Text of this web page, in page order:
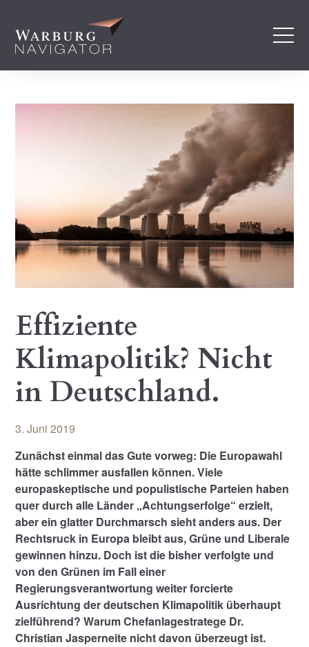
Effiziente
Klimapolitik? Nicht
in Deutschland.
3. Juni 2019
Zunächst einmal das Gute vorweg: Die Europawahl
hätte schlimmer ausfallen können. Viele
europaskeptische und populistische Parteien haben
quer durch alle Länder „Achtungserfolge“ erzielt,
aber ein glatter Durchmarsch sieht anders aus. Der
Rechtsruck in Europa bleibt aus, Grüne und Liberale
gewinnen hinzu. Doch ist die bisher verfolgte und
von den Grünen im Fall einer
Regierungsverantwortung weiter forcierte
Ausrichtung der deutschen Klimapolitik überhaupt
zielführend? Warum Chefanlagestratege Dr.
Christian Jasperneite nicht davon überzeugt ist.